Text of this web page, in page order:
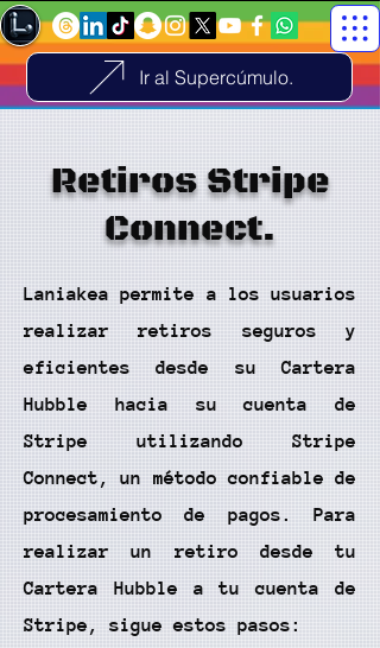
Ir al Supercúmulo.
Retiros Stripe
Connect.
Laniakea permite a los usuarios
realizar retiros seguros y
eficientes desde su Cartera
Hubble hacia su cuenta de
Stripe utilizando Stripe
Connect, un método confiable de
procesamiento de pagos. Para
realizar un retiro desde tu
Cartera Hubble a tu cuenta de
Stripe, sigue estos pasos: